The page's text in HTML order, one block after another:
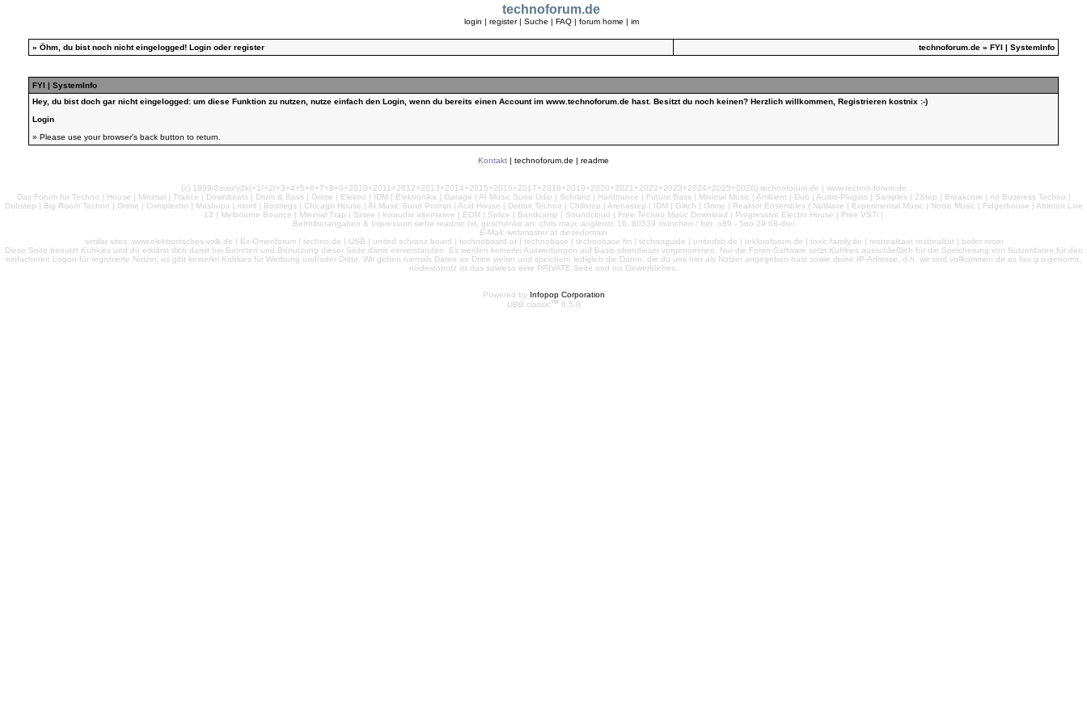
technoforum.de
login | register | Suche | FAQ| forum home | im
» Öhm, du bist noch nicht eingelogged! Login oder register technoforum.de » FYI | SystemInfo
FYI | SystemInfo
Hey, du bist doch gar nicht eingelogged: um diese Funktion zu nutzen, nutze einfach den Login, wenn du bereits einen Account im www.technoforum.de hast. Besitzt du noch keinen? Herzlich willkommen, Registrieren kostnix :-)
Login
» Please use your browser's back button to return.
Kontakt | technoforum.de | readme
(c) 1999/2ooo/y2k(+1/+2/+3+4+5+6+7+8+9+2010+2011+2012+2013+2014+2015+2016+2017+2018+2019+2020+2021+2022+2023+2024+2025+2026) technoforum.de | www.techno-forum.de
Das Forum für Techno | House | Minimal | Trance | Downbeats | Drum & Bass | Grime | Elektro | IDM | Elektronika | Garage | AI Music Suno Udio | Schranz | Hardtrance | Future Bass | Minimal Music | Ambient | Dub | Audio-Plugins | Samples | 2Step | Breakcore | no Business Techno |
Dubstep | Big Room Techno | Grime | Complextro | Mashups | mnml | Bootlegs | Chicago House | AI Music Suno Prompt | Acid House | Detroit Techno | Chillstep | Arenastep | IDM | Glitch | Grime | Reaktor Ensembles | NuWave | Experimental Music | Noise Music | Fidgethouse | Ableton Live
12 | Melbourne Bounce | Minimal Trap | Sinee | kvraudio alternative | EDM | Splice | Bandcamp | Soundcloud | Free Techno Music Download | Progressive Electro House | Free VSTi |
Betreiberangaben & Impressum siehe readme.txt, geschenke an: chris mayr, anglerstr. 16, 80339 münchen / fon: o89 - 5oo 29 68-drei
E-Mail: webmaster ät diesedomain
similar sites: www.elektronisches-volk.de | Ex-Omenforum | techno.de | USB | united schranz board | technoboard.at | technobase | technobase.fm | technoguide | unitedsb.de | tekknoforum.de | toxic-family.de | restrealitaet restrealität | boiler room
Diese Seite benutzt Kuhkies und du erklärst dich damit bei Betreten und Benutzung dieser Seite damit einverstanden. Es werden keinerlei Auswertungen auf Basis ebendieser vorgenommen. Nur die Foren-Software setzt Kuhkies ausschließlich für die Speicherung von Nutzerdaten für den
einfacheren Logon für registrierte Nutzer, es gibt keinerlei Kuhkies für Werbung und/oder Dritte. Wir geben niemals Daten an Dritte weiter und speichern lediglich die Daten, die du uns hier als Nutzer angegeben hast sowie deine IP-Adresse, d.h. wir sind vollkommen de es fau g o-genormt,
nixdestotrotz ist das sowieso eine PRIVATE Seite und nix Gewerbliches.
Powered by Infopop Corporation
UBB.classicTM 6.5.0